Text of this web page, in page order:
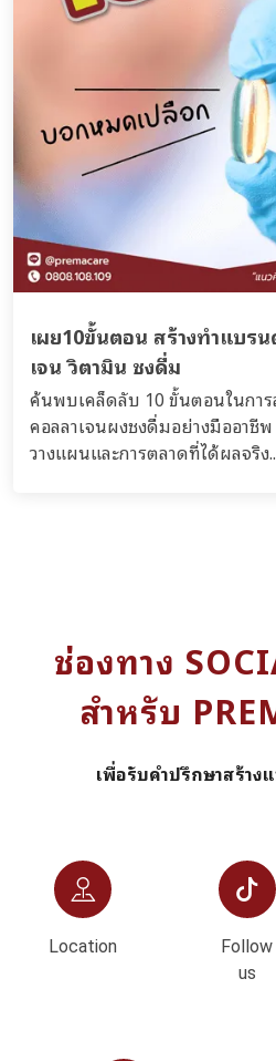
เผย10ขั้นตอน สร้างทำแบร
เจน วิตามิน ชงดื่ม
ค้นพบเคล็ดลับ 10 ขั้นตอนในการ
คอลลาเจนผงชงดื่มอย่างมืออาชี
วางแผนและการตลาดที่ได้ผลจริง
ช่องทาง
สำหรับ
เพื่อรับคำปรึกษาสร้า
Location
Follow
us